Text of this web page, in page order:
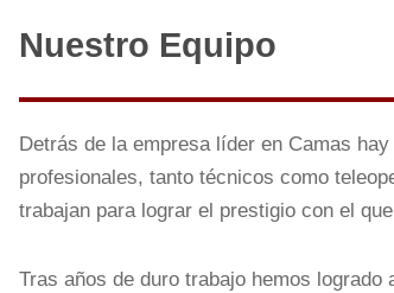
Nuestro Equipo
Detrás de la empresa líder en Camas
profesionales, tanto técnicos como
trabajan para lograr el prestigio con el
Tras años de duro trabajo hemos logrado